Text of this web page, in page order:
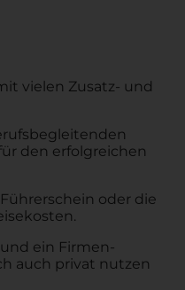
vielen Zusatz- und
den erfolgreichen
oder die
ein Firmen-
auch privat nutzen